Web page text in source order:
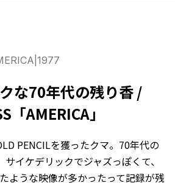
1977
な70年代の残り香 /
「AMERICA」
PENCILを獲ったクマ。70年代の
イケデリックでジャズっぽくて、
ような映像が多かったって記録が残